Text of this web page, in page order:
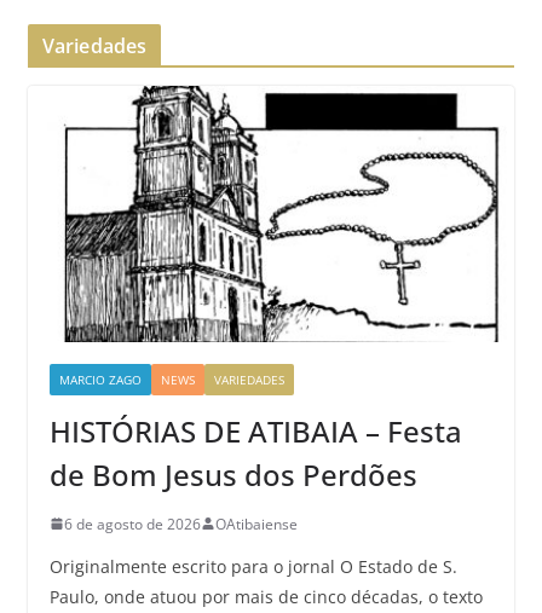
Variedades
MARCIO ZAGO NEWS VARIEDADES
HISTÓRIAS DE ATIBAIA – Festa
de Bom Jesus dos Perdões
6 de agosto de 2026 OAtibaiense
Originalmente escrito para o jornal O Estado de S.
Paulo, onde atuou por mais de cinco décadas, o texto